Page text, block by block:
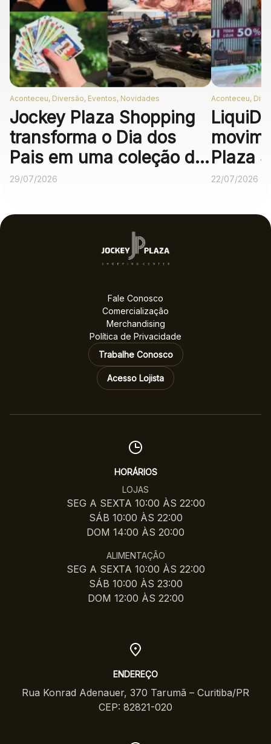
Aconteceu, Diversão, Eventos, Novidades
Jockey Plaza Shopping
transforma o Dia dos
Pais em uma coleção de
experiências
29/07/2026
Aconteceu,
Plaza
22/07/2026
Fale Conosco
Comercialização
Merchandising
Política de Privacidade
Trabalhe Conosco
Acesso Lojista
HORÁRIOS
LOJAS
SEG A SEXTA 10:00 ÀS 22:00
SÁB 10:00 ÀS 22:00
DOM 14:00 ÀS 20:00
ALIMENTAÇÃO
SEG A SEXTA 10:00 ÀS 22:00
SÁB 10:00 ÀS 23:00
DOM 12:00 ÀS 22:00
ENDEREÇO
Rua Konrad Adenauer, 370 Tarumã – Curitiba/PR
CEP: 82821-020